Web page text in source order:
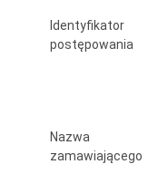
położniczej
Identyfikator
postępowania
Nazwa
zamawiającego